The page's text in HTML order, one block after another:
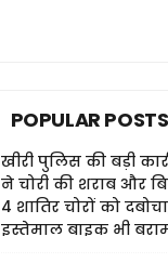
POPULAR POSTS
खीरी पुलिस की बड़ी
ने चोरी की शराब और
4 शातिर चोरों को
इस्तेमाल बाइक भी